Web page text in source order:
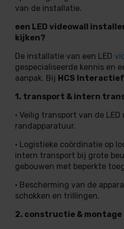
van de installatie.
een LED videowall
kijken?
De installatie van een LED
gespecialiseerde kennis en
aanpak. Bij HCS Interactief
1. transport & intern
• Veilig transport van de LED
randapparatuur.
• Logistieke coördinatie op
intern transport bij grote
gebouwen met beperkte
• Bescherming van de
schokken en trillingen.
2. constructie & montage